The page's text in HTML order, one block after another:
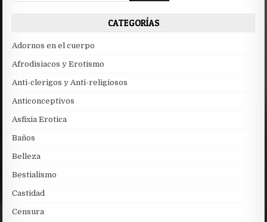
CATEGORÍAS
Adornos en el cuerpo
Afrodisiacos y Erotismo
Anti-clerigos y Anti-religiosos
Anticonceptivos
Asfixia Erotica
Baños
Belleza
Bestialismo
Castidad
Censura